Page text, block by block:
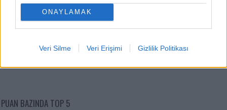
ONAYLAMAK
Veri Silme Veri Erişimi Gizlilik Politikası
Mason Greenwood 22.710.000
Orkun Kökçü
PUAN BAZINDA TOP 5